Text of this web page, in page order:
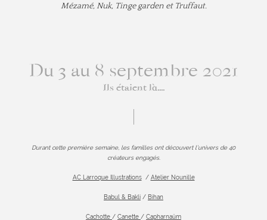
Mézamé, Nuk, Tinge garden et Truffaut.
Du 3 au 8 septembre 2021
Ils étaient là....
Durant cette première semaine, les familles ont découvert l’univers de 40
créateurs engagés.
AC Larroque Illustrations / Atelier Nounille
Babul & Bakli / Bihan
Cachotte / Canette / Capharnaüm